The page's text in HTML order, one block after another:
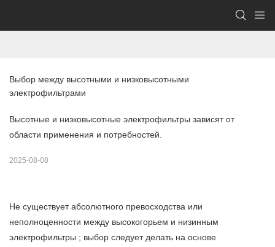
Выбор между высотными и низковысотными
электрофильтрами
Высотные и низковысотные электрофильтры зависят от
области применения и потребностей.
2025-08-08
Не существует абсолютного превосходства или
неполноценности между высокогорьем и низинным
электрофильтры ; выбор следует делать на основе